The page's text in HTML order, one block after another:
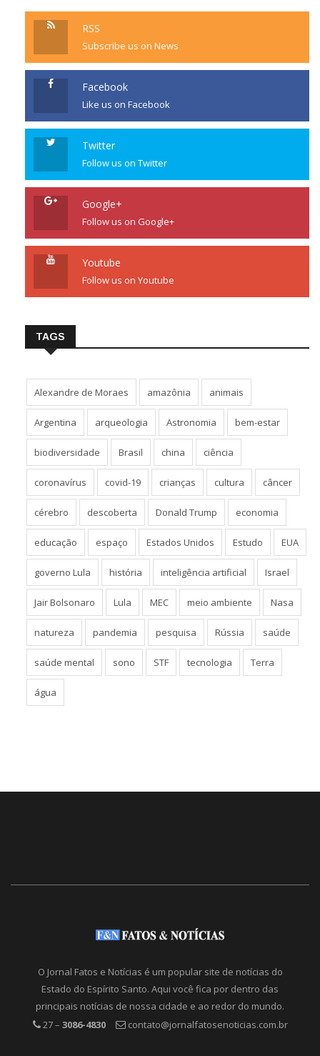
RSS
Subscribe us on News
Facebook
Like us on Facebook
Twitter
Follow us on Twitter
Google+
Follow us on Google+
Youtube
Follow us on Youtube
TAGS
Alexandre de Moraes amazônia animais
Argentina arqueologia Astronomia bem-estar
biodiversidade Brasil china ciência
coronavírus covid-19 crianças cultura câncer
cérebro descoberta Donald Trump economia
educação espaço Estados Unidos Estudo EUA
governo Lula história inteligência artificial Israel
Jair Bolsonaro Lula MEC meio ambiente Nasa
natureza pandemia pesquisa Rússia saúde
saúde mental sono STF tecnologia Terra
água
O Jornal Fatos e Notícias é um popular site de notícias do
Estado do Espírito Santo. Aqui você fica por dentro das
principais notícias de nossa cidade e ao redor do mundo.
27 – 3086-4830 contato@jornalfatosenoticias.com.br